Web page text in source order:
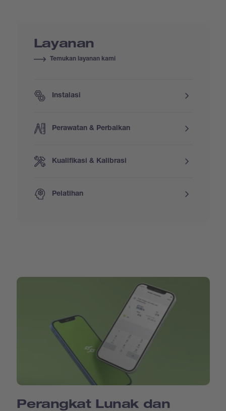
Layanan
Temukan layanan kami
Instalasi
Perawatan & Perbaikan
Kualifikasi & Kalibrasi
Pelatihan
Perangkat Lunak dan